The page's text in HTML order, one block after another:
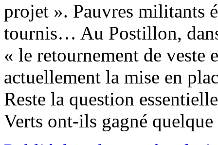
projet ». Pauvres militants
tournis… Au Postillon,
« le retournement de veste
actuellement la mise en
Reste la question
Verts ont-ils gagné